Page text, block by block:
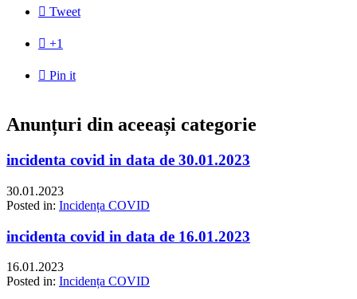
 Tweet
 +1
 Pin it
Anunțuri din aceeași categorie
incidenta covid in data de 30.01.2023
30.01.2023
Posted in: Incidența COVID
incidenta covid in data de 16.01.2023
16.01.2023
Posted in: Incidența COVID